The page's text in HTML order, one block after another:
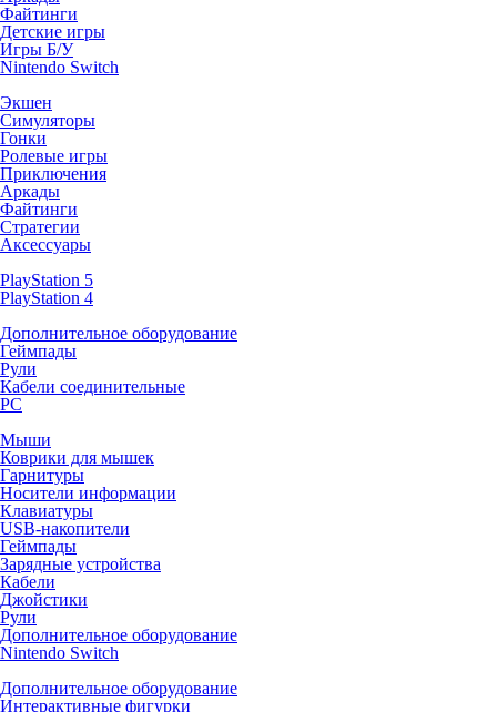
Файтинги
Детские игры
Игры Б/У
Nintendo Switch
Экшен
Симуляторы
Гонки
Ролевые игры
Приключения
Аркады
Файтинги
Стратегии
Аксессуары
PlayStation 5
PlayStation 4
Дополнительное оборудование
Геймпады
Рули
Кабели соединительные
PC
Мыши
Коврики для мышек
Гарнитуры
Носители информации
Клавиатуры
USB-накопители
Геймпады
Зарядные устройства
Кабели
Джойстики
Рули
Дополнительное оборудование
Nintendo Switch
Дополнительное оборудование
Интерактивные фигурки